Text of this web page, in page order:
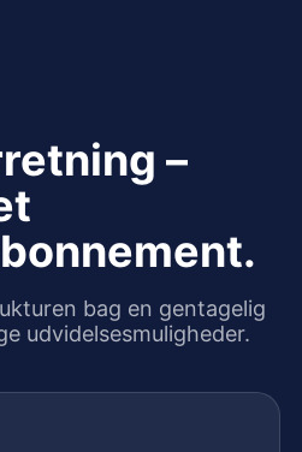
–
bag en gentagelig
udvidelsesmuligheder.